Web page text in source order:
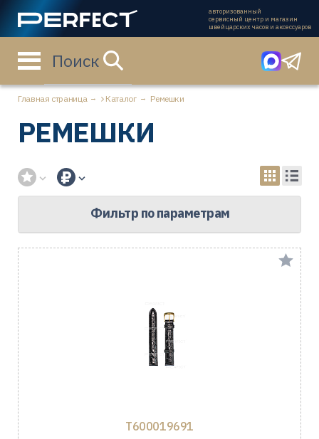
авторизованный
сервисный центр и магазин
швейцарских часов и аксессуаров
Поиск
Главная страница Каталог Ремешки
РЕМЕШКИ
Фильтр по параметрам
T600019691